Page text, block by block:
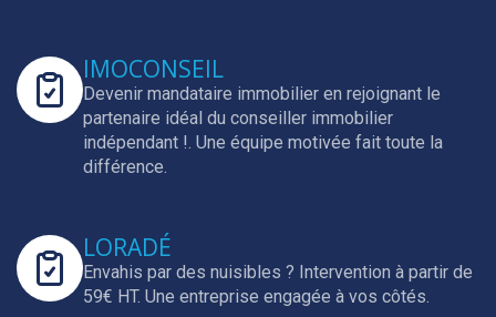
IMOCONSEIL
Devenir mandataire immobilier en rejoignant le
partenaire idéal du conseiller immobilier
indépendant !. Une équipe motivée fait toute la
différence.
LORADÉ
Envahis par des nuisibles ? Intervention à partir de
59€ HT. Une entreprise engagée à vos côtés.